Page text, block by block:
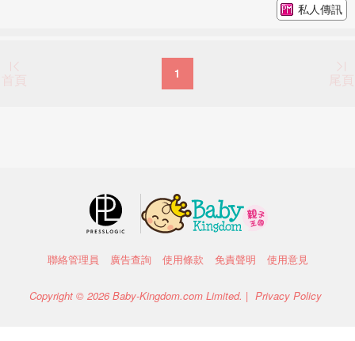
私人傳訊
首頁 1 尾頁
聯絡管理員 廣告查詢 使用條款 免責聲明 使用意見
Copyright © 2026 Baby-Kingdom.com Limited. | Privacy Policy